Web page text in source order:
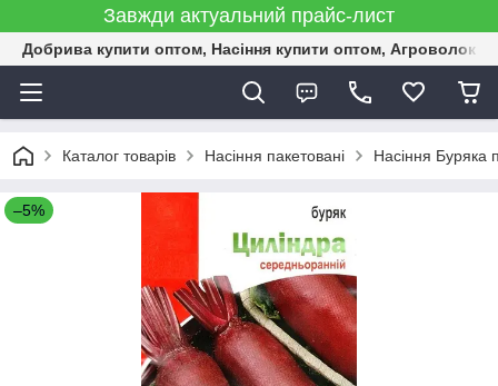
Завжди актуальний прайс-лист
Добрива купити оптом, Насіння купити оптом,
Каталог товарів Насіння пакетовані Насіння Буряка
–5%